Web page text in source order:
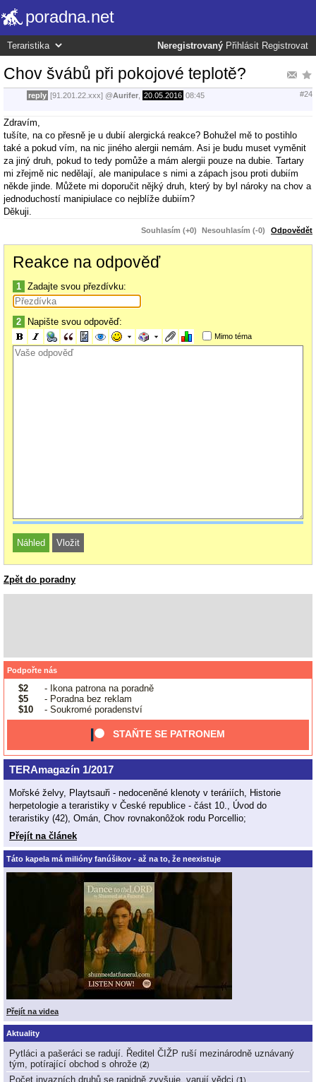
poradna.net
Neregistrovaný Přihlásit Registrovat
Chov švábů při pokojové teplotě?
reply [91.201.22.xxx] @Aurifer 20.05.2016 08:45 #24
Zdravím,
tušíte, na co přesně je u dubií alergická reakce? Bohužel mě to postihlo
také a pokud vím, na nic jiného alergii nemám. Asi je budu muset vyměnit
za jiný druh, pokud to tedy pomůže a mám alergii pouze na dubie. Tartary
mi zřejmě nic nedělají, ale manipulace s nimi a zápach jsou proti dubiím
někde jinde. Můžete mi doporučit nějký druh, který by byl nároky na chov a
jednoduchostí manipiulace co nejblíže dubiím?
Děkuji.
Souhlasím (+0) Nesouhlasím (-0) Odpovědět
Reakce na odpověď
1 Zadajte svou přezdívku:
2 Napište svou odpověď:
Mimo téma
Zpět do poradny
Podpořte nás
$2
- Ikona patrona na poradně
$5
- Poradna bez reklam
$10
- Soukromé poradenství
STAŇTE SE PATRONEM
TERAmagazín 1/2017
Mořské želvy, Playtsauři - nedoceněné klenoty v teráriích, Historie
herpetologie a teraristiky v České republice - část 10., Úvod do
teraristiky (42), Omán, Chov rovnakonôžok rodu Porcellio;
Přejít na článek
Táto kapela má milióny fanúšikov - až na to, že neexistuje
Přejít na videa
Aktuality
Pytláci a pašeráci se radují. Ředitel ČIŽP ruší mezinárodně uznávaný
tým, potírající obchod s ohrože (2)
Počet invazních druhů se rapidně zvyšuje, varují vědci (1 )